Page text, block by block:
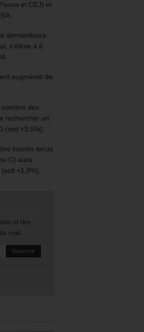
et CEJ) et
demandeurs
s’élève à 6
augmenté de
des
rechercher un
(soit +3,5%).
inscrits tenus
C) aura
+1,8%).
et des
mail.